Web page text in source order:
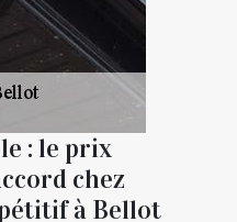
: le prix
chez
à Bellot